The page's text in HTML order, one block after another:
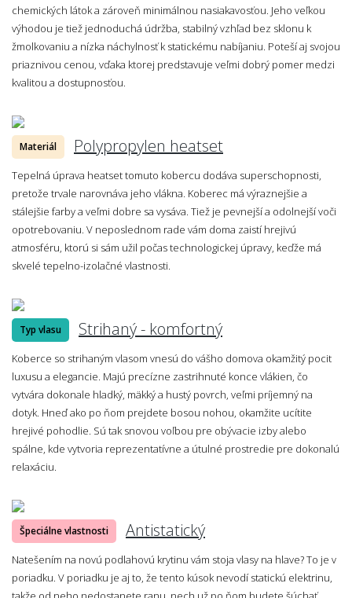
chemických látok a zároveň minimálnou nasiakavosťou. Jeho veľkou
výhodou je tiež jednoduchá údržba, stabilný vzhľad bez sklonu k
žmolkovaniu a nízka náchylnosť k statickému nabíjaniu. Poteší aj svojou
priaznivou cenou, vďaka ktorej predstavuje veľmi dobrý pomer medzi
kvalitou a dostupnosťou.
Materiál Polypropylen heatset
Tepelná úprava heatset tomuto kobercu dodáva superschopnosti,
pretože trvale narovnáva jeho vlákna. Koberec má výraznejšie a
stálejšie farby a veľmi dobre sa vysáva. Tiež je pevnejší a odolnejší voči
opotrebovaniu. V neposlednom rade vám doma zaistí hrejivú
atmosféru, ktorú si sám užil počas technologickej úpravy, keďže má
skvelé tepelno-izolačné vlastnosti.
Typ vlasu Strihaný - komfortný
Koberce so strihaným vlasom vnesú do vášho domova okamžitý pocit
luxusu a elegancie. Majú precízne zastrihnuté konce vlákien, čo
vytvára dokonale hladký, mäkký a hustý povrch, veľmi príjemný na
dotyk. Hneď ako po ňom prejdete bosou nohou, okamžite ucítite
hrejivé pohodlie. Sú tak snovou voľbou pre obývacie izby alebo
spálne, kde vytvoria reprezentatívne a útulné prostredie pre dokonalú
relaxáciu.
Špeciálne vlastnosti Antistatický
Natešením na novú podlahovú krytinu vám stoja vlasy na hlave? To je v
poriadku. V poriadku je aj to, že tento kúsok nevodí statickú elektrinu,